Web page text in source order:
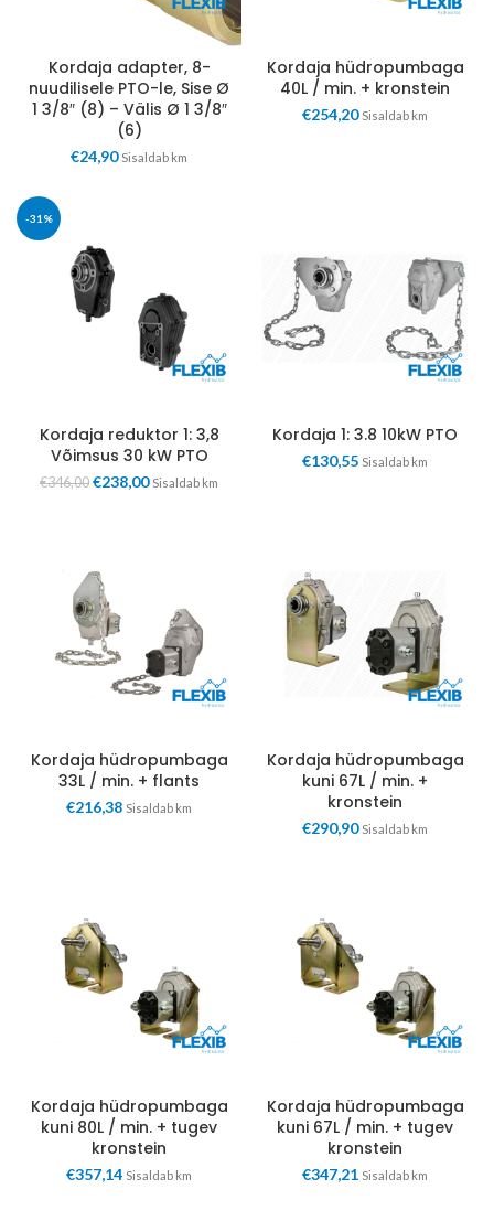
Kordaja adapter, 8-
nuudilisele PTO-le, Sise Ø
1 3/8″ (8) – Välis Ø 1 3/8″
(6)
€24,90 Sisaldab km
Kordaja hüdropumbaga
40L / min. + kronstein
€254,20 Sisaldab km
-31%
Kordaja reduktor 1: 3,8
Võimsus 30 kW PTO
€346,00 €238,00 Sisaldab km
Kordaja 1: 3.8 10kW PTO
€130,55 Sisaldab km
Kordaja hüdropumbaga
33L / min. + flants
€216,38 Sisaldab km
Kordaja hüdropumbaga
kuni 67L / min. +
kronstein
€290,90 Sisaldab km
Kordaja hüdropumbaga
kuni 80L / min. + tugev
kronstein
€357,14 Sisaldab km
Kordaja hüdropumbaga
kuni 67L / min. + tugev
kronstein
€347,21 Sisaldab km